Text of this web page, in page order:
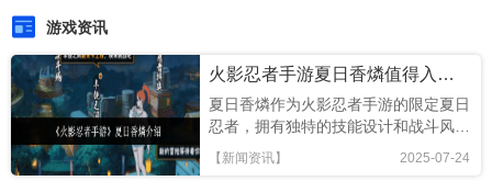
游戏资讯
火影忍者手游夏日香燐值得入手吗
夏日香燐作为火影忍者手游的限定夏日
忍者，拥有独特的技能设计和战斗风
格，本文将从技能解析、连招技巧及竞
技场表现全面评估，助你判断是否值得
2025-07-24
【新闻资讯】